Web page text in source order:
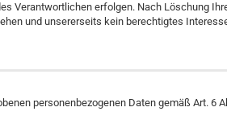
Verantwortlichen erfolgen. Nach Löschung
und unsererseits kein berechtigtes
personenbezogenen Daten gemäß Art. 6